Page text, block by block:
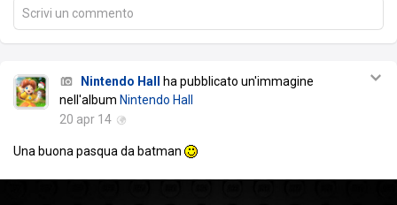
Scrivi un commento
Nintendo Hall ha pubblicato un'immagine
nell'album Nintendo Hall
20 apr 14
Una buona pasqua da batman